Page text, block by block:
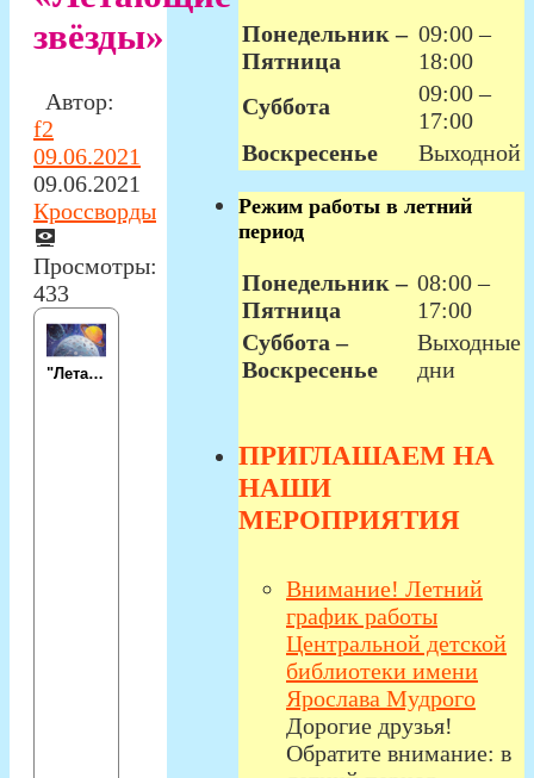
звёзды»
Автор:
f2
09.06.2021
09.06.2021
Кроссворды
Просмотры:
433
Понедельник –
Пятница
09:00 –
18:00
Суббота
09:00 –
17:00
Воскресенье
Выходной
Режим работы в летний
период
Понедельник –
Пятница
08:00 –
17:00
Суббота –
Воскресенье
Выходные
дни
ПРИГЛАШАЕМ НА
НАШИ
МЕРОПРИЯТИЯ
Внимание! Летний
график работы
Центральной детской
библиотеки имени
Ярослава Мудрого
Дорогие друзья!
Обратите внимание: в